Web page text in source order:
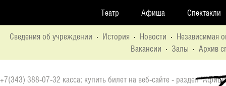
Театр Афиша Спектакли
Сведения об учреждении · История · Новости · Независимая
Вакансии · Залы · Архив
+7(343) 388-07-32 касса; купить билет на веб-сайте - раздел